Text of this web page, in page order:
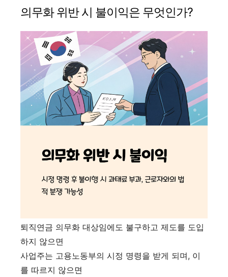
의무화 위반 시 불이익은 무엇인가?
퇴직연금 의무화 대상임에도 불구하고 제도를 도입
하지 않으면
사업주는 고용노동부의 시정 명령을 받게 되며, 이
를 따르지 않으면